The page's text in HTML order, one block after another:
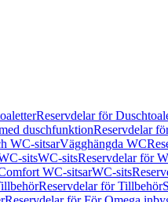
Reservdelar för
duschfunktionReservdelar
WC-sitsarVägghängda WC
sitsWC-sitsReservdelar för
WC-sitsarWC-sits
Reservdelar för Tillbehör